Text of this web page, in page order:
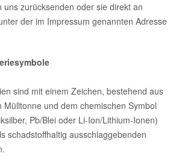
zurücksenden oder sie direkt an
der im Impressum genannten Adresse
sind mit einem Zeichen, bestehend aus
und dem chemischen Symbol
Pb/Blei oder Li-Ion/Lithium-Ionen)
schadstoffhaltig ausschlaggebenden